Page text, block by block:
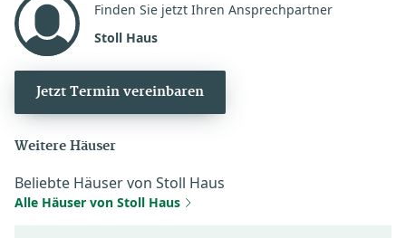
Finden Sie jetzt Ihren Ansprechpartner
Stoll Haus
Jetzt Termin vereinbaren
Weitere Häuser
Beliebte Häuser von Stoll Haus
Alle Häuser von Stoll Haus